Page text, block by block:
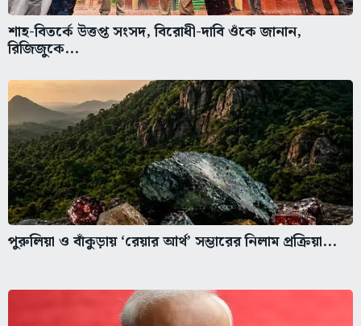
শাহ-বিতর্কে উত্তপ্ত সংসদ, বিরোধী-দাবি ওঁকে জানান,
রিজিজুকে...
পুরুলিয়া ও বাঁকুড়ায় ‘রেয়ার আর্থ’ সম্ভারের নিলাম প্রক্রিয়া...